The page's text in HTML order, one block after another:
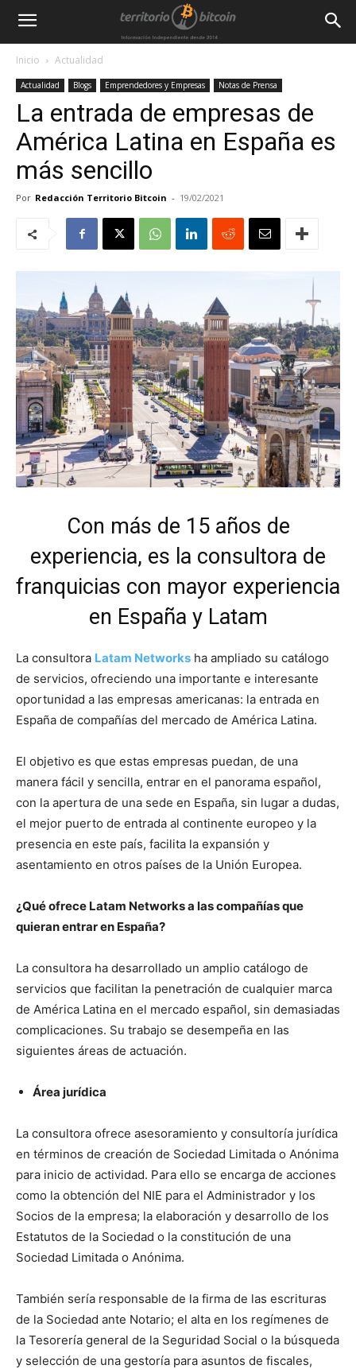
Inicio Actualidad
Actualidad Blogs Emprendedores y Empresas Notas de Prensa
La entrada de empresas de
América Latina en España es
más sencillo
Por Redacción Territorio Bitcoin - 19/02/2021
Con más de 15 años de
experiencia, es la consultora de
franquicias con mayor experiencia
en España y Latam
La consultora Latam Networks ha ampliado su catálogo
de servicios, ofreciendo una importante e interesante
oportunidad a las empresas americanas: la entrada en
España de compañías del mercado de América Latina.
El objetivo es que estas empresas puedan, de una
manera fácil y sencilla, entrar en el panorama español,
con la apertura de una sede en España, sin lugar a dudas,
el mejor puerto de entrada al continente europeo y la
presencia en este país, facilita la expansión y
asentamiento en otros países de la Unión Europea.
¿Qué ofrece Latam Networks a las compañías que
quieran entrar en España?
La consultora ha desarrollado un amplio catálogo de
servicios que facilitan la penetración de cualquier marca
de América Latina en el mercado español, sin demasiadas
complicaciones. Su trabajo se desempeña en las
siguientes áreas de actuación.
Área jurídica
La consultora ofrece asesoramiento y consultoría jurídica
en términos de creación de Sociedad Limitada o Anónima
para inicio de actividad. Para ello se encarga de acciones
como la obtención del NIE para el Administrador y los
Socios de la empresa; la elaboración y desarrollo de los
Estatutos de la Sociedad o la constitución de una
Sociedad Limitada o Anónima.
También sería responsable de la firma de las escrituras
de la Sociedad ante Notario; el alta en los regímenes de
la Tesorería general de la Seguridad Social o la búsqueda
y selección de una gestoría para asuntos de fiscales,